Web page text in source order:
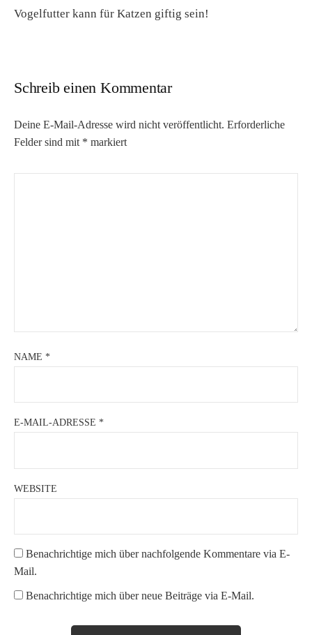
Vogelfutter kann für Katzen giftig sein!
Schreib einen Kommentar
Deine E-Mail-Adresse wird nicht veröffentlicht. Erforderliche
Felder sind mit * markiert
NAME *
E-MAIL-ADRESSE *
WEBSITE
Benachrichtige mich über nachfolgende Kommentare via E-
Mail.
Benachrichtige mich über neue Beiträge via E-Mail.